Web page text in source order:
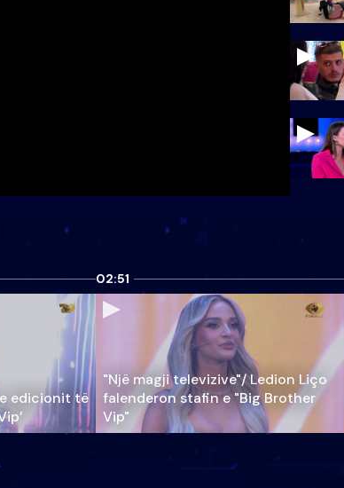
edicionit të
02:51
"Një magji televizive"/ Ledion Liço
falenderon stafin e "Big Brother
Vip"